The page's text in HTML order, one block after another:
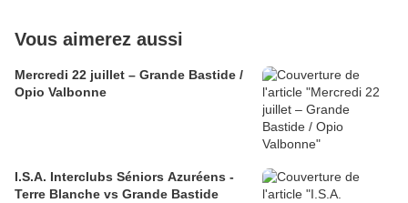
Vous aimerez aussi
Mercredi 22 juillet – Grande Bastide /
Opio Valbonne
I.S.A. Interclubs Séniors Azuréens -
Terre Blanche vs Grande Bastide